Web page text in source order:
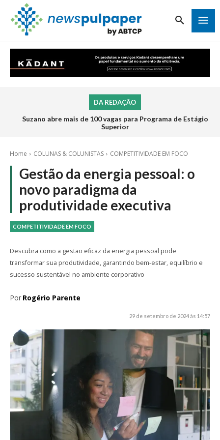
DA REDAÇÃO
Suzano abre mais de 100 vagas para Programa de Estágio
Superior
Inscrições para o Programa de Estágio 2026 da Veracel
abrem na próxima semana
Home COLUNAS & COLUNISTAS COMPETITIVIDADE EM FOCO
Gestão da energia pessoal: o
novo paradigma da
produtividade executiva
COMPETITIVIDADE EM FOCO
Descubra como a gestão eficaz da energia pessoal pode
transformar sua produtividade, garantindo bem-estar, equilíbrio e
sucesso sustentável no ambiente corporativo
Por Rogério Parente
29 de setembro de 2024 às 14:57